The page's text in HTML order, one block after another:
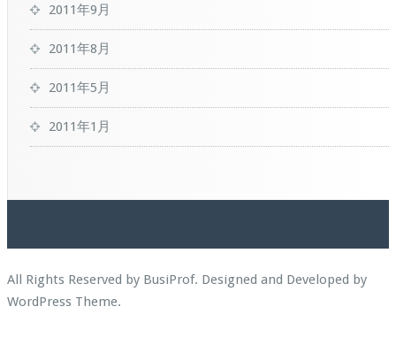
2011年9月
2011年8月
2011年5月
2011年1月
All Rights Reserved by BusiProf. Designed and Developed by
WordPress Theme.